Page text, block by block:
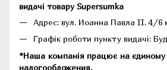
видачі товару Supersumka
Адрес: вул. Иоанна Павла II, 4/6
Графік роботи пункту видачі:
*Наша компанія працює на єдиному
налогообложения.